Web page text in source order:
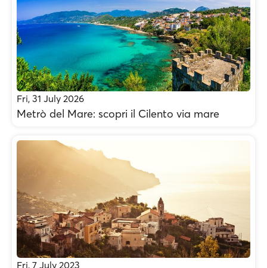
Fri, 31 July 2026
Metrò del Mare: scopri il Cilento via mare
Fri, 7 July 2023